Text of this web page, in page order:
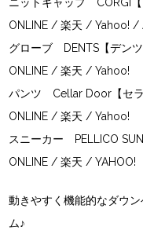
ONLINE /楽天 /Yahoo! /
グローブ DENTS【デンツ
ONLINE /楽天 /Yahoo!
パンツ Cellar Door【セ
ONLINE /楽天 /Yahoo!
スニーカー PELLICO
ONLINE /楽天 / YAHOO!
動きやすく機能的なダウ
ム♪